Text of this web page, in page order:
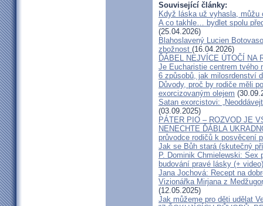
Související články:
Když láska už vyhasla, můžu
A co takhle… bydlet spolu
(25.04.2026)
Blahoslavený Lucien
zbožnost (16.04.2026)
ĎÁBEL NEJVÍCE ÚTOČÍ NA
Je Eucharistie centrem tvého
6 způsobů, jak milosrdenství
Důvody, proč by rodiče měli
exorcizovaným olejem
Satan exorcistovi:
(03.09.2025)
PÁTER PIO – ROZVOD JE
NENECHTE ĎÁBLA
průvodce rodičů k posvěcení
Jak se Bůh stará (skutečný
P. Dominik Chmielewski:
budování pravé lásky (+ video)
Jana Jochová: Recept na
Vizionářka Mirjana z
(12.05.2025)
Jak můžeme pro děti udělat